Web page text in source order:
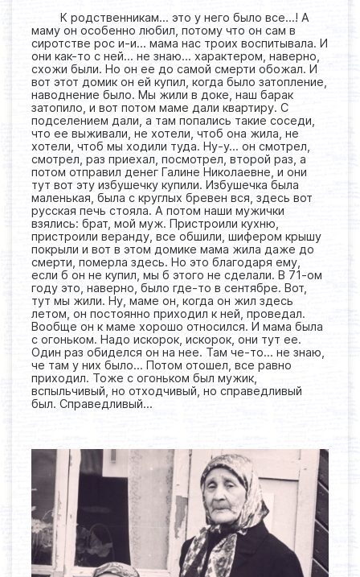
К родственникам… это у него было все…! А
маму он особенно любил, потому что он сам в
сиротстве рос и-и… мама нас троих воспитывала. И
они как-то с ней… не знаю… характером, наверно,
схожи были. Но он ее до самой смерти обожал. И
вот этот домик он ей купил, когда было затопление,
наводнение было. Мы жили в доке, наш барак
затопило, и вот потом маме дали квартиру. С
подселением дали, а там попались такие соседи,
что ее выживали, не хотели, чтоб она жила, не
хотели, чтоб мы ходили туда. Ну-у… он смотрел,
смотрел, раз приехал, посмотрел, второй раз, а
потом отправил денег Галине Николаевне, и они
тут вот эту избушечку купили. Избушечка была
маленькая, была с круглых бревен вся, здесь вот
русская печь стояла. А потом наши мужички
взялись: брат, мой муж. Пристроили кухню,
пристроили веранду, все обшили, шифером крышу
покрыли и вот в этом домике мама жила даже до
смерти, померла здесь. Но это благодаря ему,
если б он не купил, мы б этого не сделали. В 71-ом
году это, наверно, было где-то в сентябре. Вот,
тут мы жили. Ну, маме он, когда он жил здесь
летом, он постоянно приходил к ней, проведал.
Вообще он к маме хорошо относился. И мама была
с огоньком. Надо искорок, искорок, они тут ее.
Один раз обиделся он на нее. Там че-то… не знаю,
че там у них было… Потом отошел, все равно
приходил. Тоже с огоньком был мужик,
вспыльчивый, но отходчивый, но справедливый
был. Справедливый…